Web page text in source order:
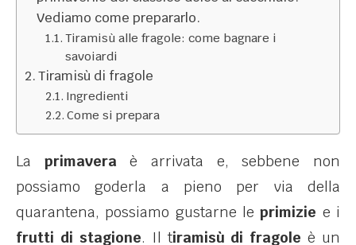
Vediamo come prepararlo.
Tiramisù alle fragole: come bagnare i
savoiardi
Tiramisù di fragole
Ingredienti
Come si prepara
La primavera è arrivata e, sebbene non
possiamo goderla a pieno per via della
quarantena, possiamo gustarne leprimizie e i
frutti di stagione. Il tiramisù di fragole è un